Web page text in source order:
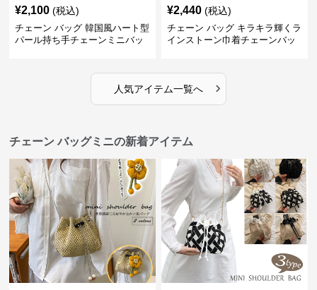
¥2,100 (税込)
チェーン バッグ 韓国風ハート型
パール持ち手チェーンミニバッ
¥2,440 (税込)
チェーン バッグ キラキラ輝くラ
インストーン巾着チェーンバッ
人気アイテム一覧へ ›
チェーン バッグミニの新着アイテム